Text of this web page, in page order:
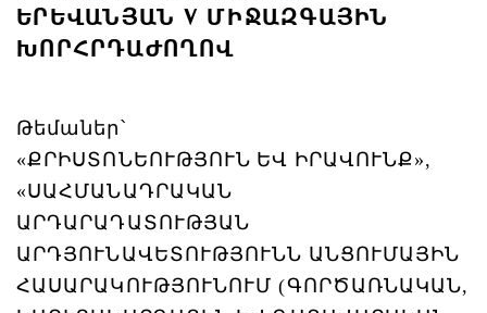
ԵՐԵՎԱՆՅԱՆ V ՄԻՋԱԶԳԱՅԻՆ
ԽՈՐՀՐԴԱԺՈՂՈՎ
Թեմաներ՝
«ՔՐԻՍՏՈՆԵՈՒԹՅՈՒՆ ԵՎ ԻՐԱՎՈՒՆՔ»,
«ՍԱՀՄԱՆԱԴՐԱԿԱՆ
ԱՐԴԱՐԱԴԱՏՈՒԹՅԱՆ
ԱՐԴՅՈՒՆԱՎԵՏՈՒԹՅՈՒՆՆ ԱՆՑՈՒՄԱՅԻՆ
ՀԱՍԱՐԱԿՈՒԹՅՈՒՆՈՒՄ (ԳՈՐԾԱՌՆԱԿԱՆ,